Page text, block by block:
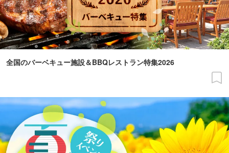
全国のバーベキュー施設＆BBQレストラン特集2026